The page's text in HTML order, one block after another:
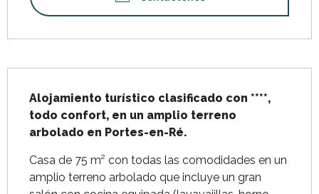
Alojamiento turístico clasificado con ****,
todo confort, en un amplio terreno
arbolado en Portes-en-Ré.
Casa de 75 m² con todas las comodidades en un
amplio terreno arbolado que incluye un gran